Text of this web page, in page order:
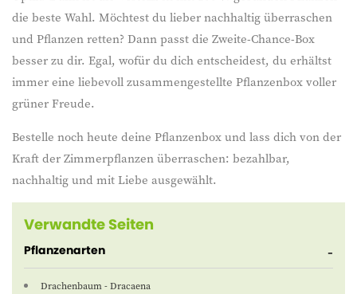
die beste Wahl. Möchtest du lieber nachhaltig überraschen
und Pflanzen retten? Dann passt die Zweite-Chance-Box
besser zu dir. Egal, wofür du dich entscheidest, du erhältst
immer eine liebevoll zusammengestellte Pflanzenbox voller
grüner Freude.
Bestelle noch heute deine Pflanzenbox und lass dich von der
Kraft der Zimmerpflanzen überraschen: bezahlbar,
nachhaltig und mit Liebe ausgewählt.
Verwandte Seiten
Pflanzenarten
Drachenbaum - Dracaena